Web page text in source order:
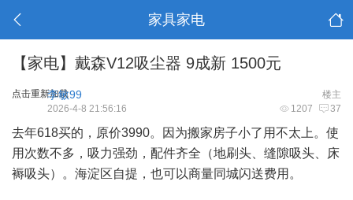
家具家电
【家电】戴森V12吸尘器 9成新 1500元
点击重新加载 楼主
李敏99
1207 37
2026-4-8 21:56:16
去年618买的，原价3990。因为搬家房子小了用不太上。使
用次数不多，吸力强劲，配件齐全（地刷头、缝隙吸头、床
褥吸头）。海淀区自提，也可以商量同城闪送费用。